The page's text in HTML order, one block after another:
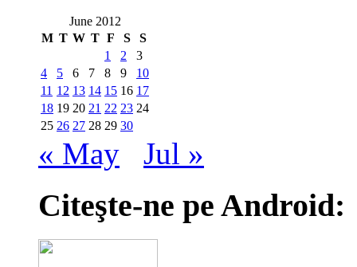
June 2012
M T W T F S
S
1
2
3
4
5 6 7 8 9
10
11 12 13 14 15 16 17
18 19 20 21 22 23 24
25 26 27 28 29 30
« May Jul »
Citeşte-ne pe Android: